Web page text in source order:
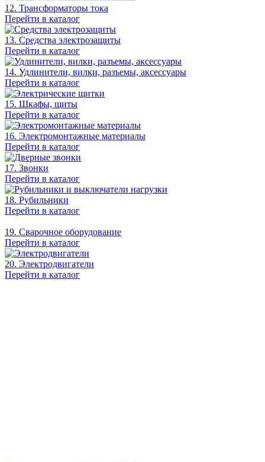
12. Трансформаторы тока
Перейти в каталог
13. Средства электрозащиты
Перейти в каталог
14. Удлинители, вилки, разъемы, аксессуары
Перейти в каталог
15. Шкафы, щиты
Перейти в каталог
16. Электромонтажные материалы
Перейти в каталог
17. Звонки
Перейти в каталог
18. Рубильники
Перейти в каталог
19. Сварочное оборудование
Перейти в каталог
20. Электродвигатели
Перейти в каталог